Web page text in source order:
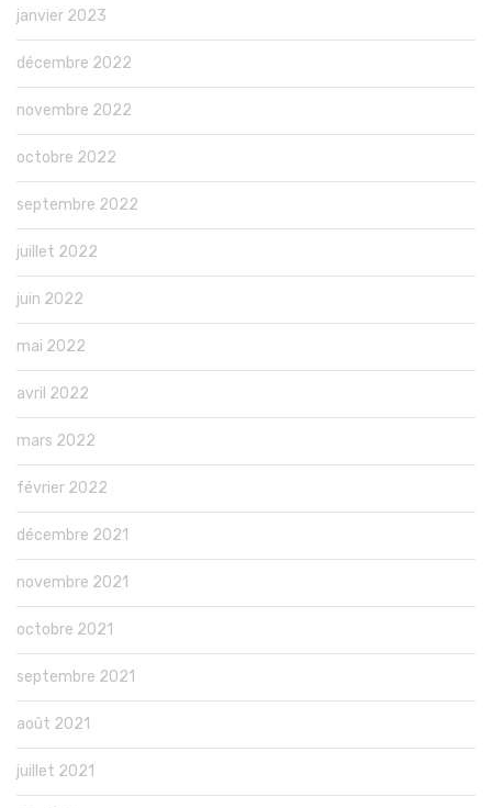
janvier 2023
décembre 2022
novembre 2022
octobre 2022
septembre 2022
juillet 2022
juin 2022
mai 2022
avril 2022
mars 2022
février 2022
décembre 2021
novembre 2021
octobre 2021
septembre 2021
août 2021
juillet 2021